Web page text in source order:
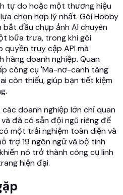
tự do hoặc một thương hiệu
chọn hợp lý nhất. Gói Hobby
bắt đầu chụp ảnh AI chuyên
bữa trưa, trong khi gói
quyền truy cập API mà
hàng doanh nghiệp. Quan
công cụ 'Ma-nơ-canh tàng
còn thiếu, giúp bạn tiết kiệm
doanh nghiệp lớn chỉ quan
đã có sẵn đội ngũ riêng để
một trải nghiệm toàn diện và
trợ 19 ngôn ngữ và bộ tính
nó trở thành công cụ linh
hiện đại.